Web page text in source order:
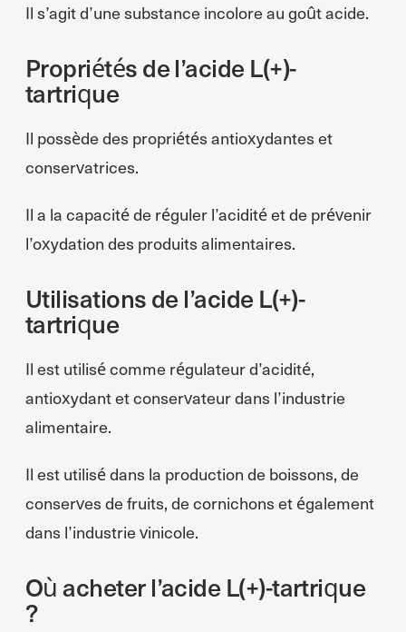
Il s’agit d’une substance incolore au goût acide.
Propriétés de l’acide L(+)-
tartrique
Il possède des propriétés antioxydantes et
conservatrices.
Il a la capacité de réguler l’acidité et de prévenir
l’oxydation des produits alimentaires.
Utilisations de l’acide L(+)-
tartrique
Il est utilisé comme régulateur d’acidité,
antioxydant et conservateur dans l’industrie
alimentaire.
Il est utilisé dans la production de boissons, de
conserves de fruits, de cornichons et également
dans l’industrie vinicole.
Où acheter l’acide L(+)-tartrique
?